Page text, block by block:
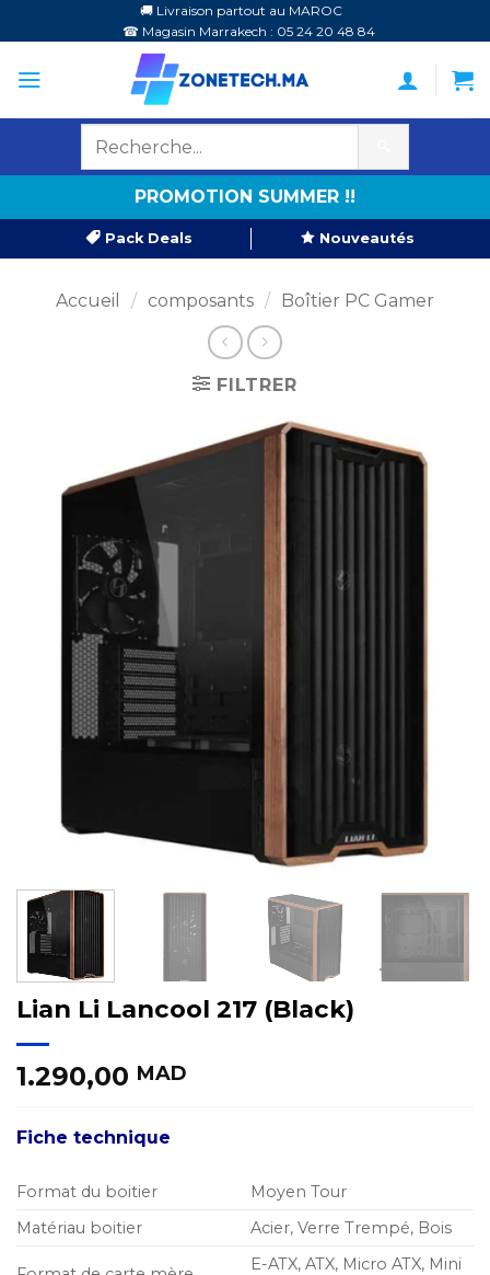
au
contenu
🚚 Livraison partout au MAROC
☎ Magasin Marrakech : 05 24 20 48 84
PROMOTION SUMMER !!
Pack Deals Nouveautés
Accueil / composants / Boîtier PC Gamer
FILTRER
Lian Li Lancool 217 (Black)
1.290,00 MAD
Fiche technique
Format du boitier
Moyen Tour
Matériau boitier
Acier, Verre Trempé, Bois
E-ATX, ATX, Micro ATX, Mini